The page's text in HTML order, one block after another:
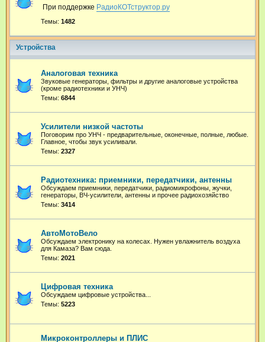
При поддержке РадиоКОТструктор.ру
Темы: 1482
Устройства
Аналоговая техника
Звуковые генераторы, фильтры и другие аналоговые устройства
(кроме радиотехники и УНЧ)
Темы: 6844
Усилители низкой частоты
Поговорим про УНЧ - предварительные, оконечные, полные, любые.
Главное, чтобы звук усиливали.
Темы: 2327
Радиотехника: приемники, передатчики, антенны
Обсуждаем приемники, передатчики, радиомикрофоны, жучки,
генераторы, ВЧ-усилители, антенны и прочее радиохозяйство
Темы: 3414
АвтоМотоВело
Обсуждаем электронику на колесах. Нужен увлажнитель воздуха
для Камаза? Вам сюда.
Темы: 2021
Цифровая техника
Обсуждаем цифровые устройства...
Темы: 5223
Микроконтроллеры и ПЛИС